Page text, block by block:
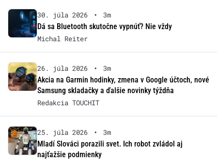
30. júla 2026 •
3m
Dá sa Bluetooth skutočne vypnúť? Nie vždy
Michal Reiter
26. júla 2026 •
3m
Akcia na Garmin hodinky, zmena v Google účtoch, nové
Samsung skladačky a ďalšie novinky týždňa
Redakcia TOUCHIT
25. júla 2026 •
3m
Mladí Slováci porazili svet. Ich robot zvládol aj
najťažšie podmienky